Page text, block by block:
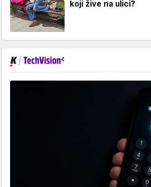
koji žive na ulici?